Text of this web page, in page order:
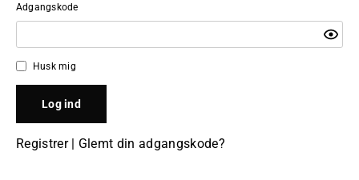
Adgangskode
Husk mig
Registrer| Glemt din adgangskode?